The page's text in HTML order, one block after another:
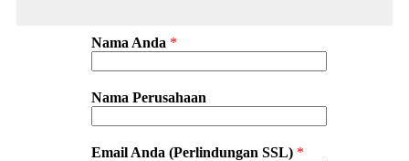
Nama Anda *
Nama Perusahaan
Email Anda (Perlindungan SSL) *